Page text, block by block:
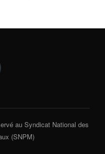
au Syndicat National des
(SNPM)